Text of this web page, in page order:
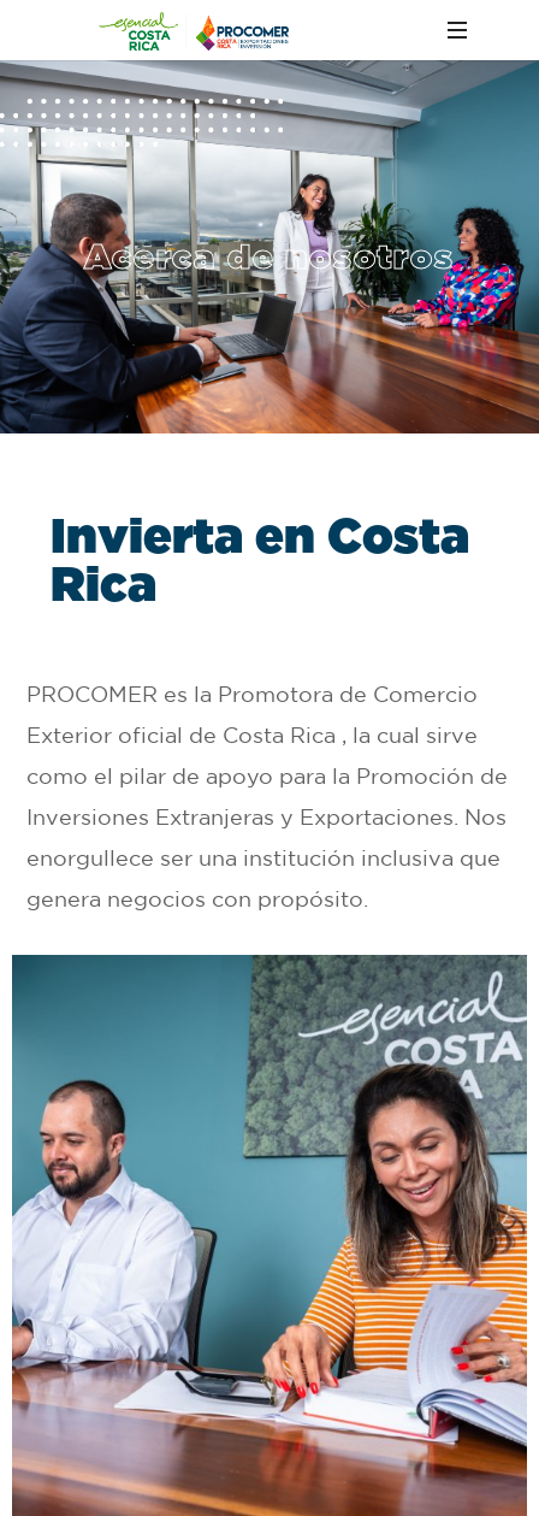
Acerca de nosotros
nvierta en Costa
Rica
PROCOMER es la Promotora de Comercio
Exterior oficial de Costa Rica , la cual sirve
como el pilar de apoyo para la Promoción de
Inversiones Extranjeras y Exportaciones. Nos
enorgullece ser una institución inclusiva que
genera negocios con propósito.